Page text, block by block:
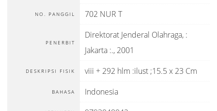
NO. PANGGIL 702 NUR T
PENERBIT
Direktorat Jenderal Olahraga, :
Jakarta :., 2001
DESKRIPSI FISIK viii + 292 hlm :ilust ;15.5 x 23 Cm
BAHASA Indonesia